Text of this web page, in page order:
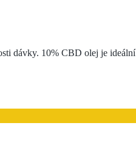
dávky. 10% CBD olej je